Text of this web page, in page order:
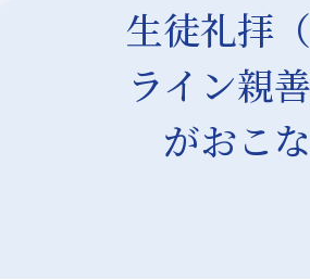
生徒礼拝
ライン親
がおこ